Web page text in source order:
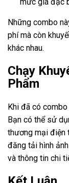
Những combo
phí mà còn
khác nhau.
Chạy
Phẩm
Khi đã có
Bạn có thể sử
thương mại điện
đăng tải hình
và thông tin chi